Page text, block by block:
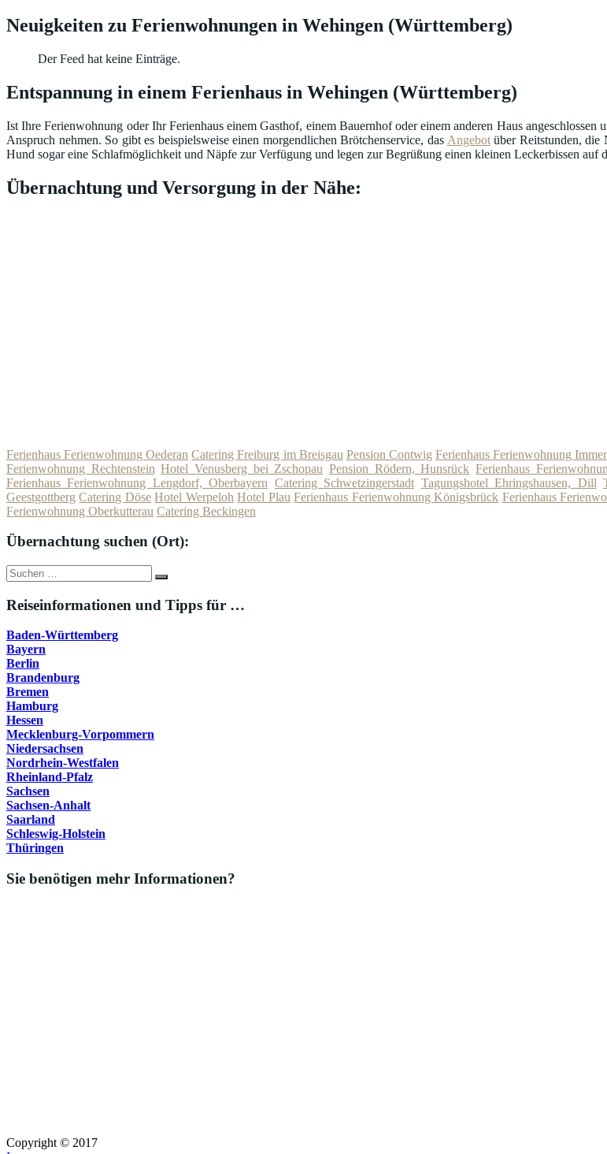
Neuigkeiten zu Ferienwohnungen in Wehingen (Württemberg)
Der Feed hat keine Einträge.
Entspannung in einem Ferienhaus in Wehingen (Württemberg)
Ist Ihre Ferienwohnung oder Ihr Ferienhaus einem Gasthof, einem Bauernhof oder einem anderen Haus
Anspruch nehmen. So gibt es beispielsweise einen morgendlichen Brötchenservice, das Angebotüber Reitstunden, die
Hund sogar eine Schlafmöglichkeit und Näpfe zur Verfügung und legen zur Begrüßung einen kleinen Leckerbissen
Übernachtung und Versorgung in der Nähe:
Ferienhaus Ferienwohnung Oederan Catering Freiburg im Breisgau Pension Contwig Ferienhaus Ferienwohnung
Ferienwohnung Rechtenstein Hotel Venusberg bei Zschopau Pension Rödern, Hunsrück Ferienhaus
Ferienhaus Ferienwohnung Lengdorf, Oberbayern Catering Schwetzingerstadt Tagungshotel Ehringshausen, Dill
Geestgottberg Catering Döse Hotel Werpeloh Hotel Plau Ferienhaus Ferienwohnung Königsbrück Ferienhaus
Ferienwohnung Oberkutterau Catering Beckingen
Übernachtung suchen (Ort):
Suche
nach:
Suchen
Reiseinformationen und Tipps für …
Baden-Württemberg
Bayern
Berlin
Brandenburg
Bremen
Hamburg
Hessen
Mecklenburg-Vorpommern
Niedersachsen
Nordrhein-Westfalen
Rheinland-Pfalz
Sachsen
Sachsen-Anhalt
Saarland
Schleswig-Holstein
Thüringen
Sie benötigen mehr Informationen?
Copyright © 2017